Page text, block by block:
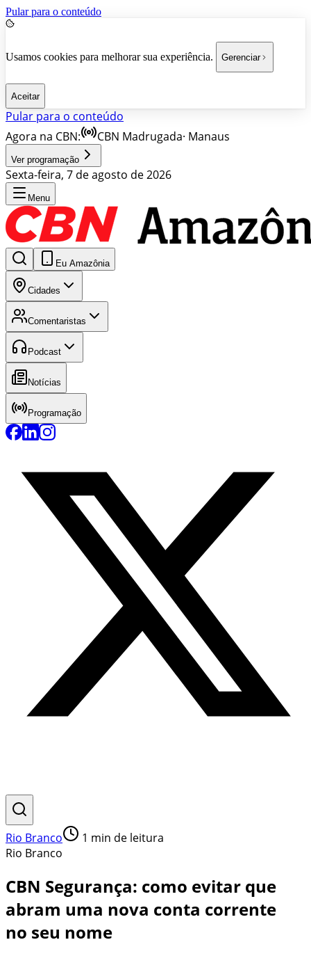
Pular para o conteúdo
Usamos cookies para melhorar sua experiência. Gerenciar
Aceitar
Pular para o conteúdo
Agora na CBN:
CBN Madrugada· Manaus
Ver programação
Sexta-feira, 7 de agosto de 2026
Menu
Eu Amazônia
Cidades
Comentaristas
Podcast
Notícias
Programação
Rio Branco 1 min de leitura
Rio Branco
CBN Segurança: como evitar que
abram uma nova conta corrente
no seu nome